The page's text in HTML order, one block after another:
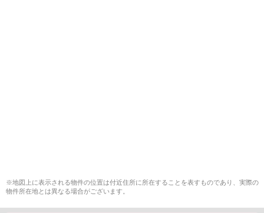
※地図上に表示される物件の位置は付近住所に所在することを表すものであり、実際の
物件所在地とは異なる場合がございます。